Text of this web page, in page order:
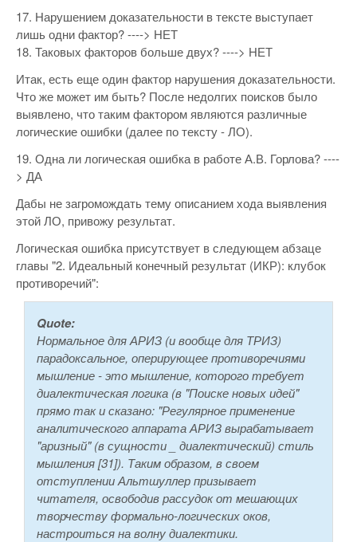
17. Нарушением доказательности в тексте выступает
лишь одни фактор? ----> НЕТ
18. Таковых факторов больше двух? ----> НЕТ
Итак, есть еще один фактор нарушения доказательности.
Что же может им быть? После недолгих поисков было
выявлено, что таким фактором являются различные
логические ошибки (далее по тексту - ЛО).
19. Одна ли логическая ошибка в работе А.В. Горлова? ----
> ДА
Дабы не загромождать тему описанием хода выявления
этой ЛО, привожу результат.
Логическая ошибка присутствует в следующем абзаце
главы "2. Идеальный конечный результат (ИКР): клубок
противоречий":
Quote:
Нормальное для АРИЗ (и вообще для ТРИЗ)
парадоксальное, оперирующее противоречиями
мышление - это мышление, которого требует
диалектическая логика (в "Поиске новых идей"
прямо так и сказано: "Регулярное применение
аналитического аппарата АРИЗ вырабатывает
"аризный" (в сущности _ диалектический) стиль
мышления [31]). Таким образом, в своем
отступлении Альтшуллер призывает
читателя, освободив рассудок от мешающих
творчеству формально-логических оков,
настроиться на волну диалектики.